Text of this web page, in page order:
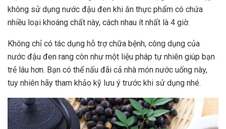
không sử dụng nước đậu đen khi ăn thực phẩm có chứa
nhiều loại khoáng chất này, cách nhau ít nhất là 4 giờ.
Không chỉ có tác dụng hỗ trợ chữa bệnh, công dụng của
nước đậu đen rang còn như một liệu pháp tự nhiên giúp bạn
trẻ lâu hơn. Bạn có thể nấu đãi cả nhà món nước uống này,
tuy nhiên hãy tham khảo kỹ lưu ý trước khi sử dụng nhé.